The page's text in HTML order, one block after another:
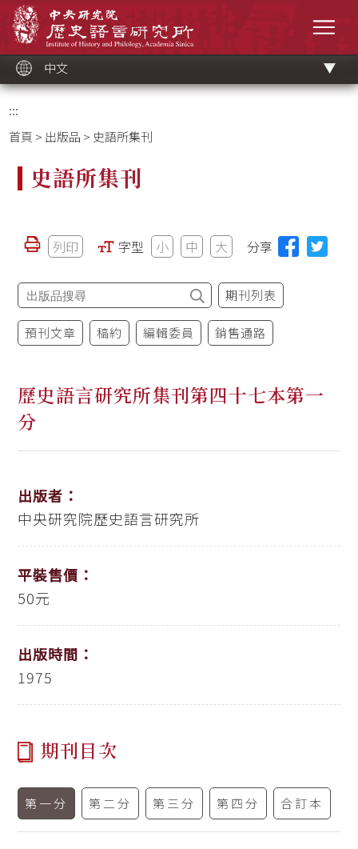
中文
:::
首頁 > 出版品 > 史語所集刊
史語所集刊
列印 字型 小 中 大 分享
期刊列表
預刊文章 稿約 編輯委員 銷售通路
歷史語言研究所集刊第四十七本第一
分
出版者：
中央研究院歷史語言研究所
平裝售價：
50元
出版時間：
1975
期刊目次
第一分 第二分 第三分 第四分 合訂本